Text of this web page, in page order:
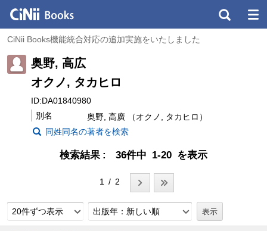
CiNii Books機能統合対応の追加実施をいたしました
奥野, 高広
オクノ, タカヒロ
ID:DA01840980
別名
奥野, 高廣 （オクノ, タカヒロ）
同姓同名の著者を検索
検索結果 36件中 1-20 を表示
1 / 2
20件ずつ表示 出版年：新しい順